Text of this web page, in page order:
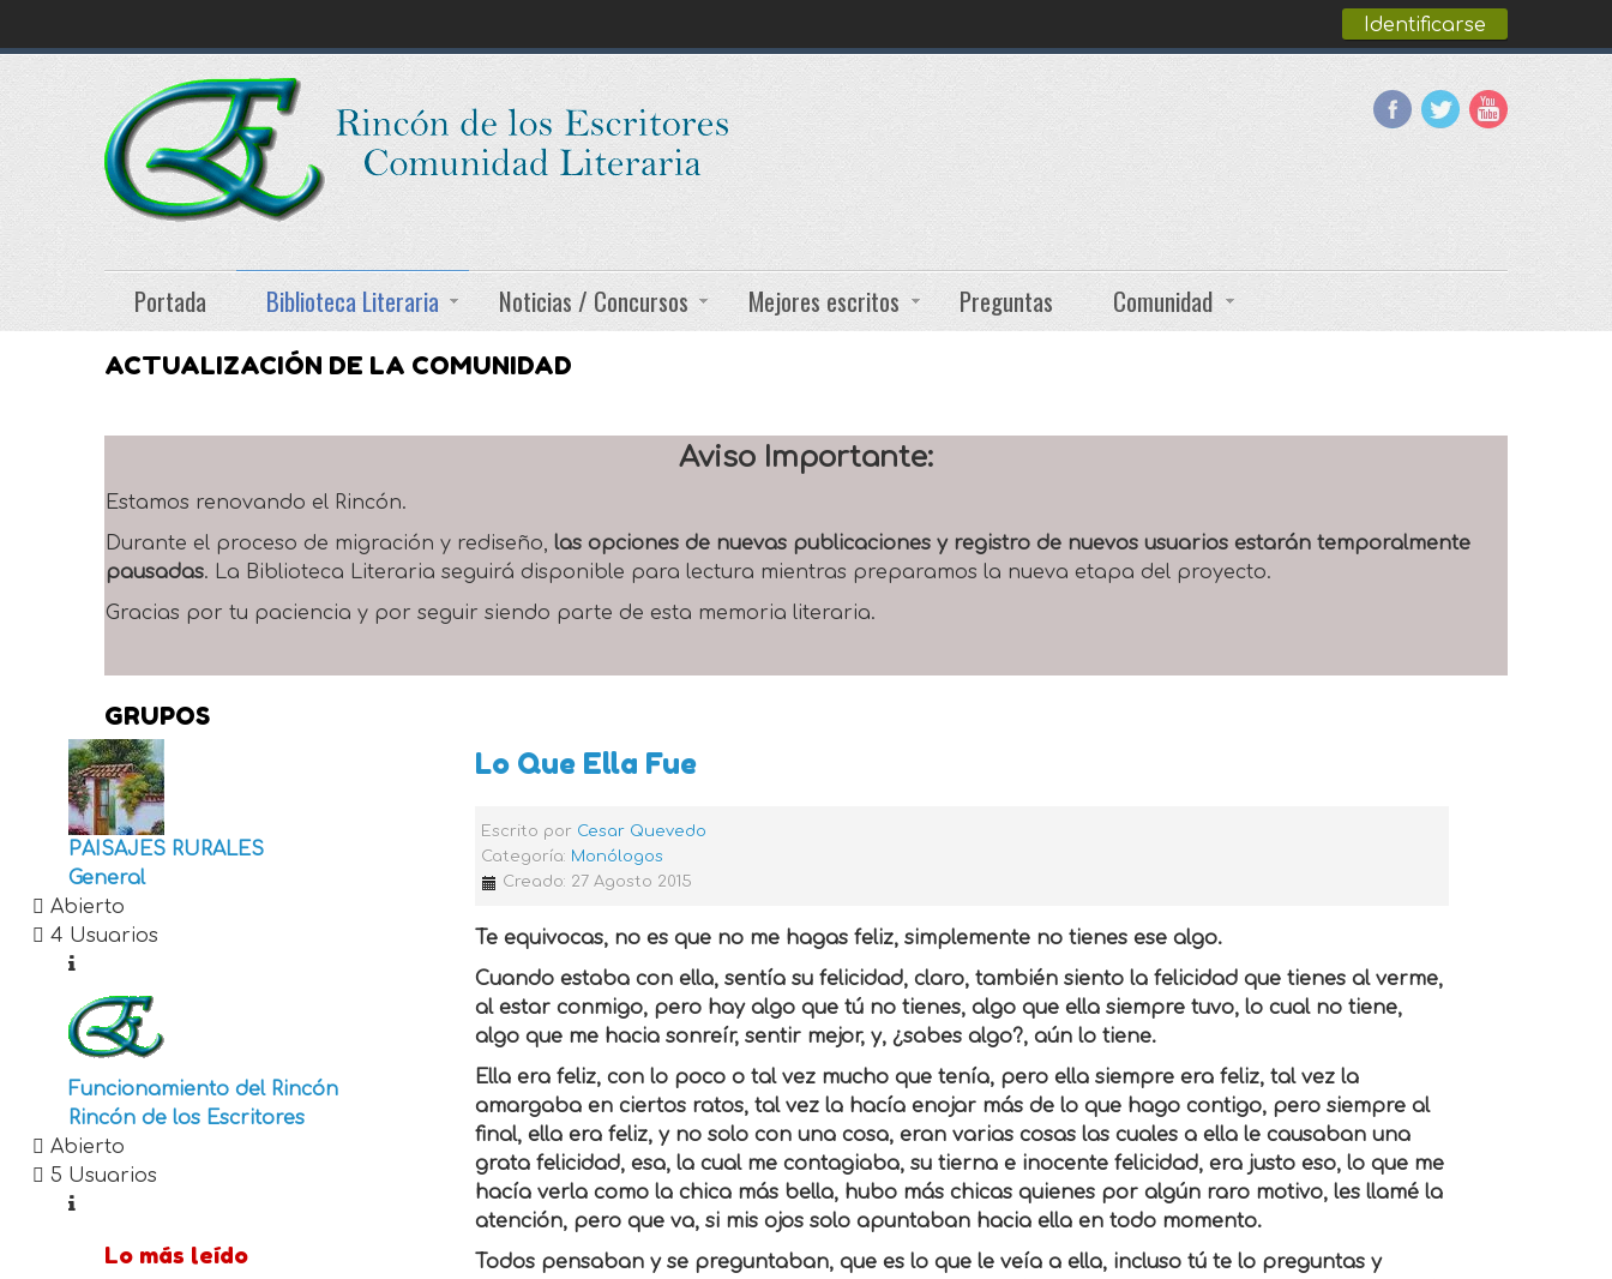
Identificarse
Portada Biblioteca Literaria Noticias / Concursos Mejores escritos Preguntas Comunidad
ACTUALIZACIÓN DE LA COMUNIDAD
Aviso Importante:
Estamos renovando el Rincón.
Durante el proceso de migración y rediseño, las opciones de nuevas publicaciones y registro de nuevos usuarios estarán temporalmente
pausadas. La Biblioteca Literaria seguirá disponible para lectura mientras preparamos la nueva etapa del proyecto.
Gracias por tu paciencia y por seguir siendo parte de esta memoria literaria.
Lo Que Ella Fue
Escrito por Cesar Quevedo
Categoría: Monólogos
Creado: 27 Agosto 2015
Te equivocas, no es que no me hagas feliz, simplemente no tienes ese algo.
Cuando estaba con ella, sentía su felicidad, claro, también siento la felicidad que tienes al verme,
al estar conmigo, pero hay algo que tú no tienes, algo que ella siempre tuvo, lo cual no tiene,
algo que me hacia sonreír, sentir mejor, y, ¿sabes algo?, aún lo tiene.
Ella era feliz, con lo poco o tal vez mucho que tenía, pero ella siempre era feliz, tal vez la
amargaba en ciertos ratos, tal vez la hacía enojar más de lo que hago contigo, pero siempre al
final, ella era feliz, y no solo con una cosa, eran varias cosas las cuales a ella le causaban una
grata felicidad, esa, la cual me contagiaba, su tierna e inocente felicidad, era justo eso, lo que me
hacía verla como la chica más bella, hubo más chicas quienes por algún raro motivo, les llamé la
atención, pero que va, si mis ojos solo apuntaban hacia ella en todo momento.
Todos pensaban y se preguntaban, que es lo que le veía a ella, incluso tú te lo preguntas y
GRUPOS
PAISAJES RURALES
General
Abierto
4 Usuarios
Funcionamiento del Rincón
Rincón de los Escritores
Abierto
5 Usuarios
Lo más leído